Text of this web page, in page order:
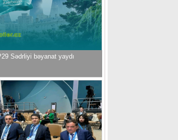
Sədrliyi bəyanat yaydı